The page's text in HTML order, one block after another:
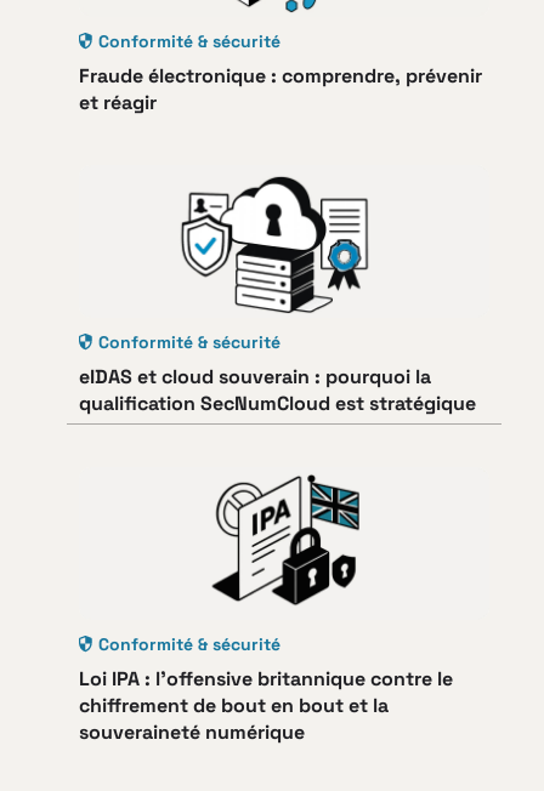
Conformité & sécurité
Fraude électronique : comprendre, prévenir
et réagir
Conformité & sécurité
eIDAS et cloud souverain : pourquoi la
qualification SecNumCloud est stratégique
Conformité & sécurité
Loi IPA : l’offensive britannique contre le
chiffrement de bout en bout et la
souveraineté numérique